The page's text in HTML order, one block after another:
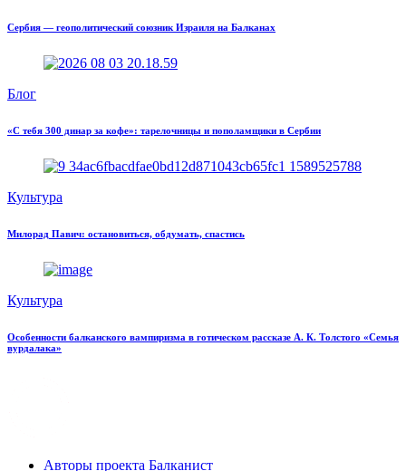
Сербия — геополитический союзник Израиля на Балканах
Блог
«С тебя 300 динар за кофе»: тарелочницы и пополамщики в Сербии
Культура
Милорад Павич: остановиться, обдумать, спастись
Культура
Особенности балканского вампиризма в готическом рассказе А. К. Толстого «Семья
вурдалака»
Авторы проекта Балканист